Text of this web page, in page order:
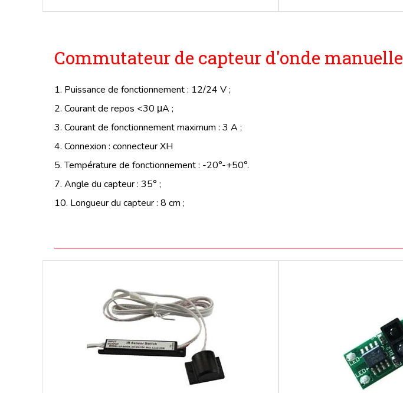
Commutateur de capteur d'onde manuelle
1. Puissance de fonctionnement : 12/24 V ;
2. Courant de repos <30 μA ;
3. Courant de fonctionnement maximum : 3 A ;
4. Connexion : connecteur XH
5. Température de fonctionnement : -20°-+50°.
7. Angle du capteur : 35° ;
10. Longueur du capteur : 8 cm ;